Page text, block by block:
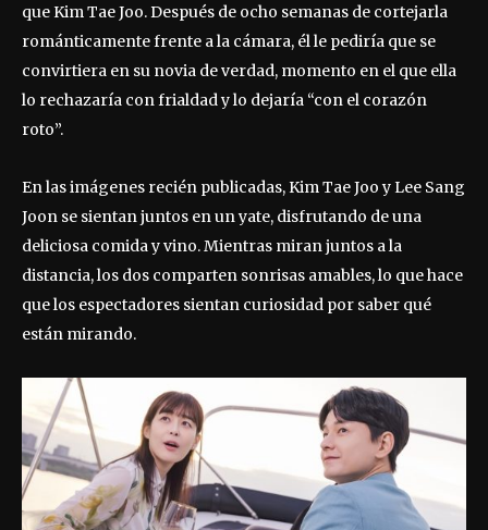
que Kim Tae Joo. Después de ocho semanas de cortejarla
románticamente frente a la cámara, él le pediría que se
convirtiera en su novia de verdad, momento en el que ella
lo rechazaría con frialdad y lo dejaría “con el corazón
roto”.
En las imágenes recién publicadas, Kim Tae Joo y Lee Sang
Joon se sientan juntos en un yate, disfrutando de una
deliciosa comida y vino. Mientras miran juntos a la
distancia, los dos comparten sonrisas amables, lo que hace
que los espectadores sientan curiosidad por saber qué
están mirando.